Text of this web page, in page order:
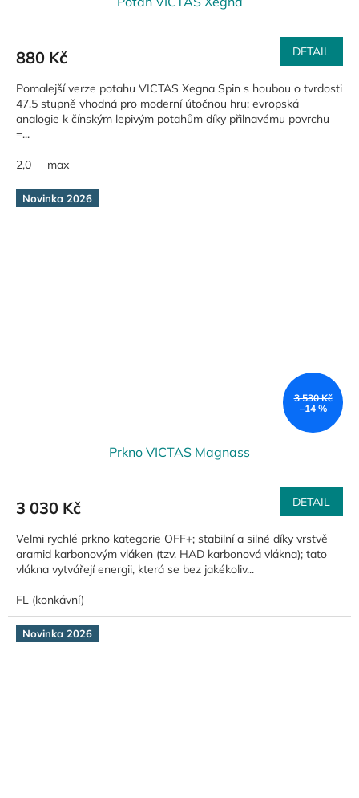
880 Kč DETAIL
Pomalejší verze potahu VICTAS Xegna Spin s houbou o tvrdosti
47,5 stupně vhodná pro moderní útočnou hru; evropská
analogie k čínským lepivým potahům díky přilnavému povrchu
=...
2,0 max
Novinka 2026
3 530 Kč
–14 %
Prkno VICTAS Magnass
3 030 Kč DETAIL
Velmi rychlé prkno kategorie OFF+; stabilní a silné díky vrstvě
aramid karbonovým vláken (tzv. HAD karbonová vlákna); tato
vlákna vytvářejí energii, která se bez jakékoliv...
FL (konkávní)
Novinka 2026